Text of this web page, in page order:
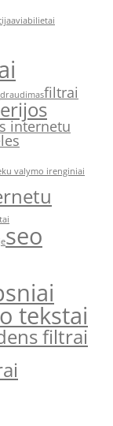
aviabilietai
draudimasfiltrai
internetu
valymo irenginiai
seo
tekstai
filtrai